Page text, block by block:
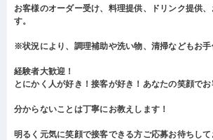
お客様のオーダー受け、料理提供、ドリンク提供
す。
※状況により、調理補助や洗い物、清掃などもお
経験者大歓迎！
とにかく人が好き！接客が好き！あなたの笑顔で
分からないことは丁寧にお教えします！
明るく元気に笑顔で接客できる方ご応募お待ちして